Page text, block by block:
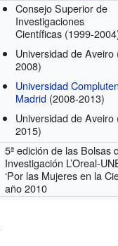
Consejo Superior de
Investigaciones
Científicas (1999-
Universidad de Aveiro
2008)
Universidad
Madrid (2008-2013)
Universidad de Aveiro
2015)
5ª edición de las Bolsas
Investigación L’Oreal-
‘Por las Mujeres en la
año 2010